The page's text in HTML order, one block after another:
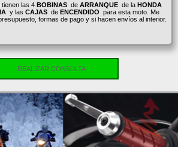
tienen las 4 BOBINASde ARRANQUEde la HONDA
y las CAJASde ENCENDIDO para esta moto. Me
formas de pago y si hacen envíos al interior.
REALIZAR CONSULTA